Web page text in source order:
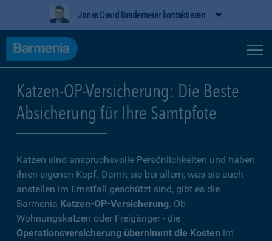
Jonas David Bredemeier kontaktieren
Katzen-OP-Versicherung: Die Beste
Absicherung für Ihre Samtpfote
Katzen sind anspruchsvolle Persönlichkeiten und haben
ihren eigenen Kopf. Damit sie bei allem, was sie auch
anstellen im Ernstfall geschützt sind, gibt es die
Barmenia Katzen-OP-Versicherung. Ob
Wohnungskatzen oder Freigänger - die
Operationsversicherung übernimmt die Kosten im